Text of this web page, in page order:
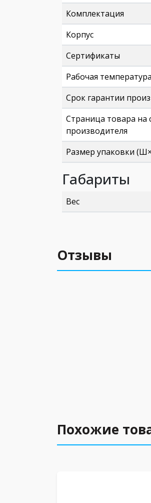
Комплектация
Корпус
Сертификаты
Рабочая температура
Срок гарантии
Страница товара на
производителя
Размер упаковки
Габариты
Вес
Отзывы
Похожие